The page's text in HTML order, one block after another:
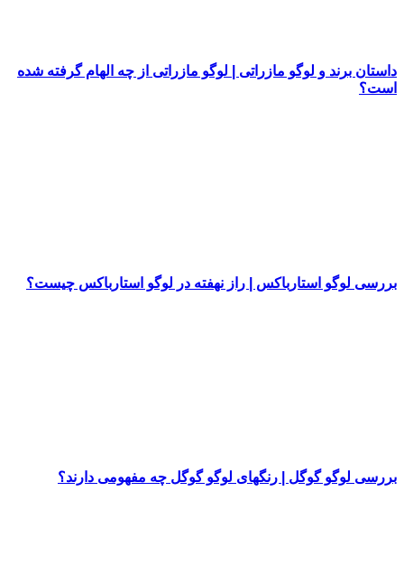
داستان برند و لوگو مازراتی | لوگو مازراتی از چه الهام گرفته شده
است؟
بررسی لوگو استارباکس | راز نهفته در لوگو استارباکس چیست؟
بررسی لوگو گوگل | رنگهای لوگو گوگل چه مفهومی دارند؟